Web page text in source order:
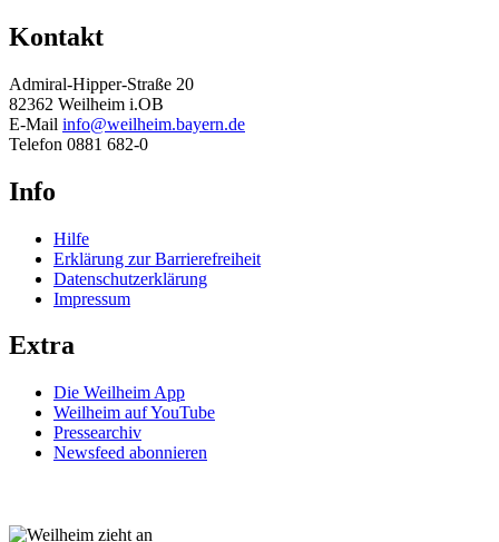
Kontakt
Admiral-Hipper-Straße 20
82362 Weilheim i.OB
E-Mail info@weilheim.bayern.de
Telefon 0881 682-0
Info
Hilfe
Erklärung zur Barrierefreiheit
Datenschutzerklärung
Impressum
Extra
Die Weilheim App
Weilheim auf YouTube
Pressearchiv
Newsfeed abonnieren